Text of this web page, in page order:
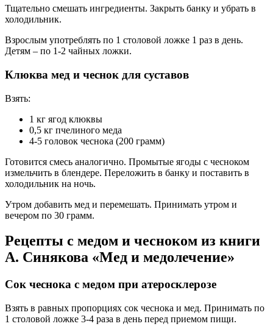
Тщательно смешать ингредиенты. Закрыть банку и убрать в
холодильник.
Взрослым употреблять по 1 столовой ложке 1 раз в день.
Детям – по 1-2 чайных ложки.
Клюква мед и чеснок для суставов
Взять:
1 кг ягод клюквы
0,5 кг пчелиного меда
4-5 головок чеснока (200 грамм)
Готовится смесь аналогично. Промытые ягоды с чесноком
измельчить в блендере. Переложить в банку и поставить в
холодильник на ночь.
Утром добавить мед и перемешать. Принимать утром и
вечером по 30 грамм.
Рецепты с медом и чесноком из книги
А. Синякова «Мед и медолечение»
Сок чеснока с медом при атеросклерозе
Взять в равных пропорциях сок чеснока и мед. Принимать по
1 столовой ложке 3-4 раза в день перед приемом пищи.